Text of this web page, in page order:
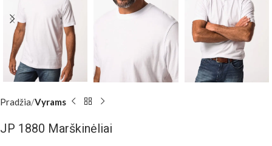
Pradžia Vyrams
JP 1880 Marškinėliai